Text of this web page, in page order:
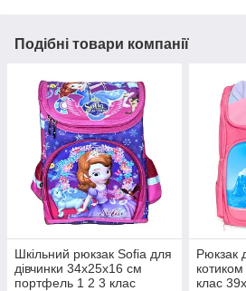
Подібні товари компанії
Шкільний рюкзак Sofia для
дівчинки 34х25х16 см
портфель 1 2 3 клас
Рюкзак
клас